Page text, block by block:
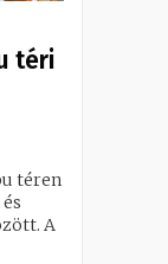
téri
téren
A